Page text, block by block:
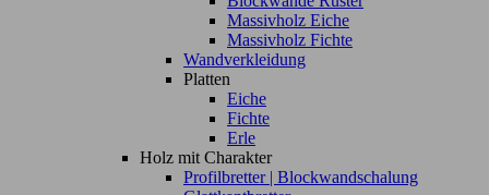
Massivholz Eiche
Massivholz Fichte
Wandverkleidung
Platten
Eiche
Fichte
Erle
Holz mit Charakter
Profilbretter | Blockwandschalung